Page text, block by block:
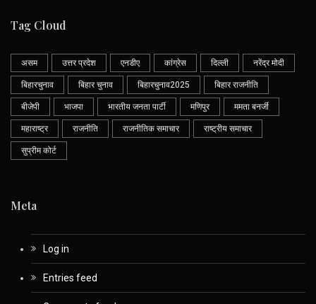
Tag Cloud
असम उत्तर प्रदेश एनडीए कांग्रेस दिल्ली नरेंद्र मोदी
बिहारचुनाव बिहार चुनाव बिहारचुनाव2025 बिहार राजनीति
बीजेपी भाजपा भारतीय जनता पार्टी मणिपुर ममता बनर्जी
महाराष्ट्र राजनीति राजनीतिक समाचार राष्ट्रीय समाचार
सुप्रीम कोर्ट
Meta
Log in
Entries feed